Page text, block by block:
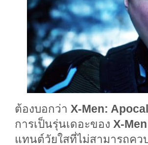
ต้องบอกว่า X-Men:
การเป็นรุ่นเดอะของ X-Men
แทนต์วัยใสที่ไม่สามารถคว